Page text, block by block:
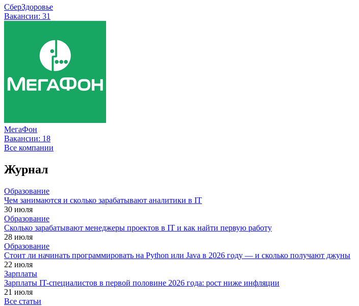
СберЗдоровье
Вакансии: 31
МегаФон
Вакансии: 18
Все компании
Журнал
Образование
Чем занимаются и сколько зарабатывают аналитики в IT
30 июля
Образование
Сколько зарабатывают менеджеры проектов в IT и как найти первую работу
28 июля
Образование
Стоит ли начинать программировать на Python или Java в 2026 году — и сколько получают джуны
22 июля
Зарплаты
Зарплаты IT-специалистов в первой половине 2026 года: рост ниже инфляции
21 июля
Все статьи